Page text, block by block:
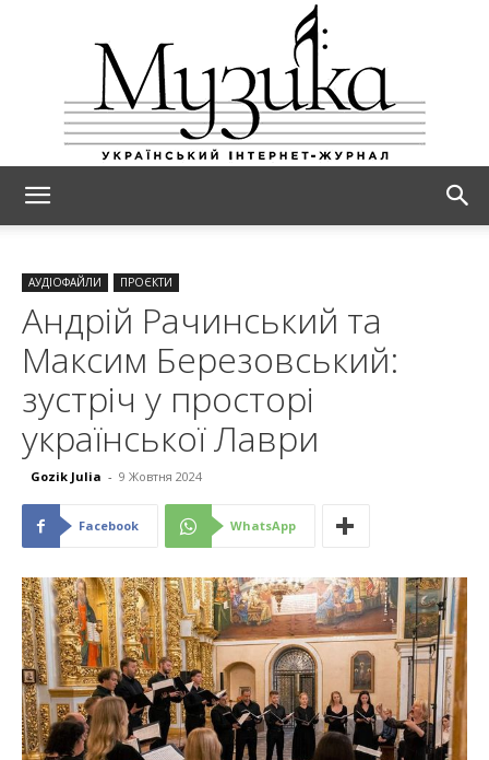
АУДІОФАЙЛИ ПРОЄКТИ
Андрій Рачинський та
Максим Березовський:
зустріч у просторі
української Лаври
Gozik Julia - 9 Жовтня 2024
Facebook WhatsApp